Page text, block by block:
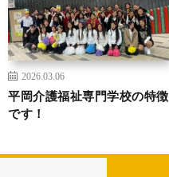
2026.03.06
平岡介護福祉専門学校の特徴
です！